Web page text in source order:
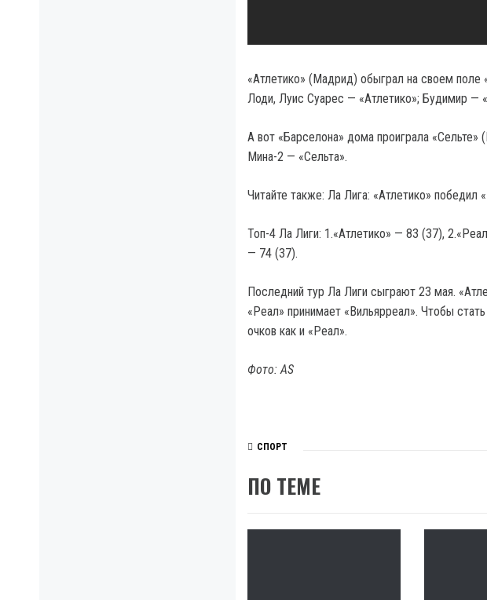
«Атлетико» (Мадрид) обыграл на своем
Лоди, Луис Суарес — «Атлетико»; Будимир —
А вот «Барселона» дома проиграла
Мина-2 — «Сельта».
Читайте также: Ла Лига: «Атлетико» победил
Топ-4 Ла Лиги: 1.«Атлетико» — 83 (37),
— 74 (37).
Последний тур Ла Лиги сыграют 23 мая.
«Реал» принимает «Вильярреал». Чтобы
очков как и «Реал».
Фото: AS
СПОРТ
ПО ТЕМЕ